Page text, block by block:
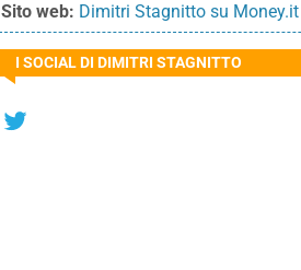
Sito web: Dimitri Stagnitto su Money.it
I SOCIAL DI DIMITRI STAGNITTO